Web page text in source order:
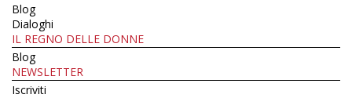
Blog
Dialoghi
IL REGNO DELLE DONNE
Blog
NEWSLETTER
Iscriviti